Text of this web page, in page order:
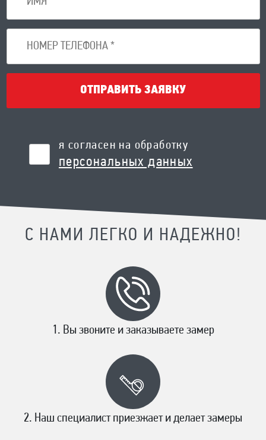
ОТПРАВИТЬ ЗАЯВКУ
я согласен на обработку
персональных данных
С НАМИ ЛЕГКО И НАДЕЖНО!
Вы звоните и заказываете замер
Наш специалист приезжает и делает замеры